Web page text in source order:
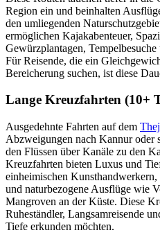
Region ein und beinhalten
den umliegenden
ermöglichen Kajakabenteuer,
Gewürzplantagen,
Für Reisende, die ein
Bereicherung suchen, ist diese
Lange Kreuzfahrten (10+
Ausgedehnte Fahrten auf dem
Abzweigungen nach Kannur oder
den Flüssen über Kanäle zu den
Kreuzfahrten bieten Luxus und
einheimischen
und naturbezogene Ausflüge wie
Mangroven an der Küste. Diese
Ruheständler, Langsamreisende
Tiefe erkunden möchten.